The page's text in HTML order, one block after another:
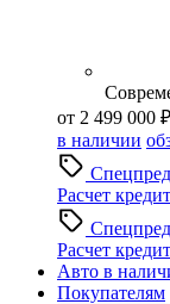
от 2 499 000
в наличии
Расчет
Расчет
Авто в
Покупателям